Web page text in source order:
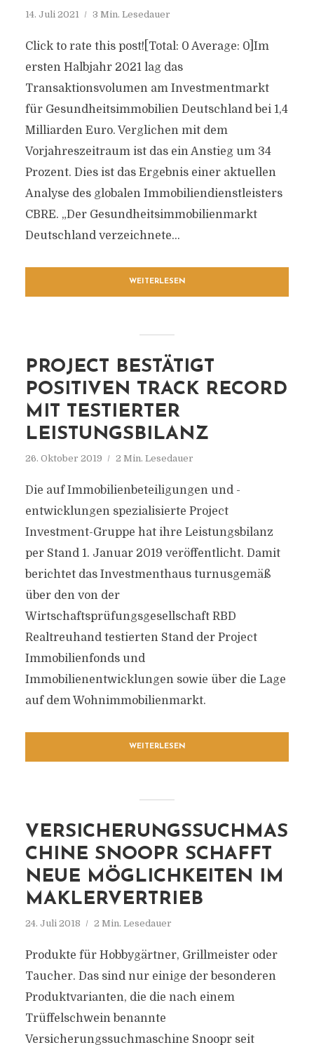
14. Juli 2021 3 Min. Lesedauer
Click to rate this post![Total: 0 Average: 0]Im
ersten Halbjahr 2021 lag das
Transaktionsvolumen am Investmentmarkt
für Gesundheitsimmobilien Deutschland bei 1,4
Milliarden Euro. Verglichen mit dem
Vorjahreszeitraum ist das ein Anstieg um 34
Prozent. Dies ist das Ergebnis einer aktuellen
Analyse des globalen Immobiliendienstleisters
CBRE. „Der Gesundheitsimmobilienmarkt
Deutschland verzeichnete...
WEITERLESEN
PROJECT BESTÄTIGT
POSITIVEN TRACK RECORD
MIT TESTIERTER
LEISTUNGSBILANZ
26. Oktober 2019 2 Min. Lesedauer
Die auf Immobilienbeteiligungen und -
entwicklungen spezialisierte Project
Investment-Gruppe hat ihre Leistungsbilanz
per Stand 1. Januar 2019 veröffentlicht. Damit
berichtet das Investmenthaus turnusgemäß
über den von der
Wirtschaftsprüfungsgesellschaft RBD
Realtreuhand testierten Stand der Project
Immobilienfonds und
Immobilienentwicklungen sowie über die Lage
auf dem Wohnimmobilienmarkt.
WEITERLESEN
VERSICHERUNGSSUCHMAS
CHINE SNOOPR SCHAFFT
NEUE MÖGLICHKEITEN IM
MAKLERVERTRIEB
24. Juli 2018 2 Min. Lesedauer
Produkte für Hobbygärtner, Grillmeister oder
Taucher. Das sind nur einige der besonderen
Produktvarianten, die die nach einem
Trüffelschwein benannte
Versicherungssuchmaschine Snoopr seit